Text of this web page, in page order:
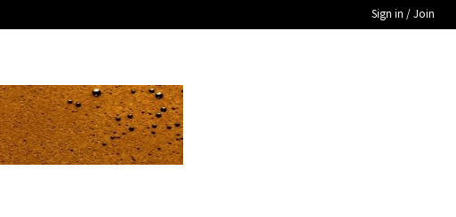
Sign in / Join